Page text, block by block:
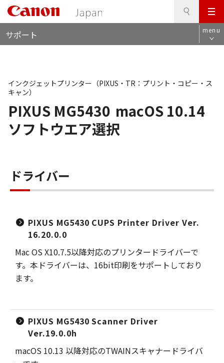
メ
ニ
ュ
サポート menu
PIXUS MG5430 macOS 10.14
ソフトウエア選択
インクジェットプリンター（PIXUS・TR：プリント・コピー・ス
キャン）
ドライバー
PIXUS MG5430 CUPS Printer Driver Ver.
16.20.0.0
Mac OS X10.7.5以降対応のプリンタードライバーで
す。本ドライバーは、16bit印刷をサポートしており
ます。
PIXUS MG5430 Scanner Driver
Ver.19.0.0h
macOS 10.13 以降対応のTWAINスキャナードライバ